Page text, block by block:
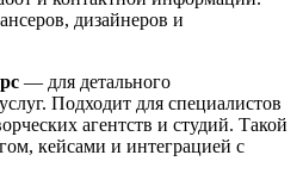
дизайнеров и
— для детального
Подходит для специалистов
агентств и студий. Такой
кейсами и интеграцией с